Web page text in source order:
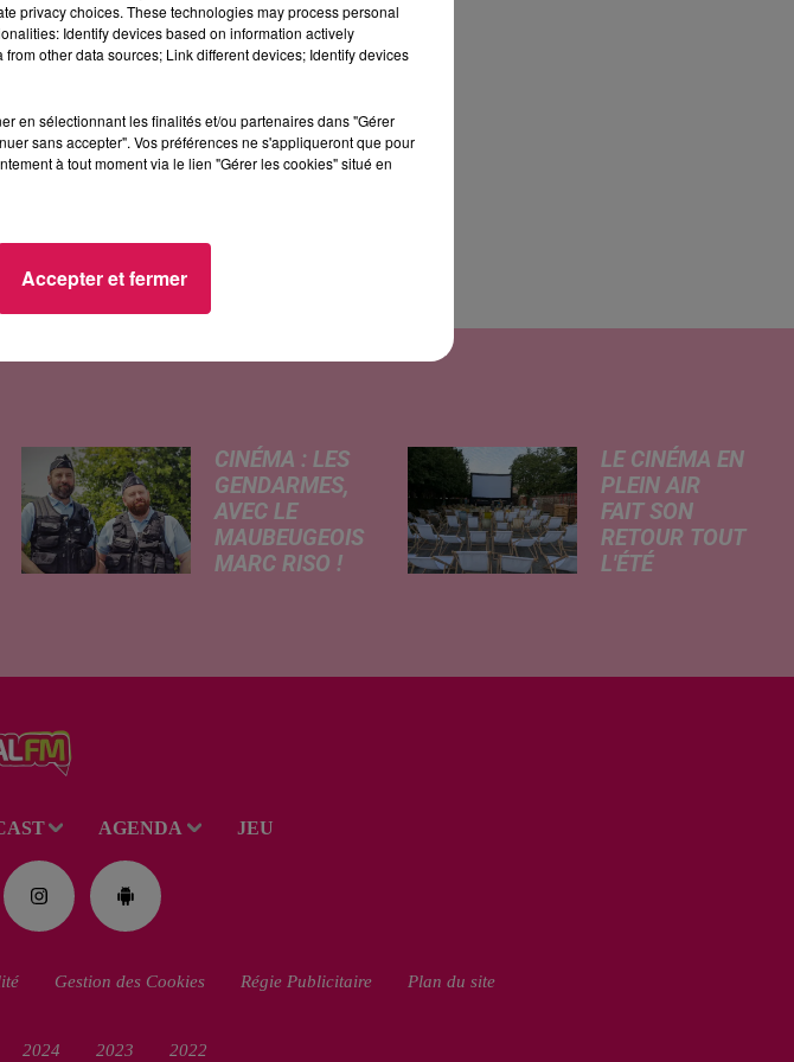
CINÉMA : LES
GENDARMES,
AVEC LE
MAUBEUGEOIS
MARC RISO !
de la célèbre bande
cinéma. À cette
LE CINÉMA EN
PLEIN AIR
FAIT SON
RETOUR TOUT
L'ÉTÉ
Communauté
AGENDA JEU
Gestion des Cookies Régie Publicitaire Plan du site
2024 2023 2022
privacy choices. These technologies may process personal
Identify devices based on information actively
other data sources; Link different devices; Identify devices
en sélectionnant les finalités et/ou partenaires dans "Gérer
sans accepter". Vos préférences ne s'appliqueront que pour
à tout moment via le lien "Gérer les cookies" situé en
Accepter et fermer